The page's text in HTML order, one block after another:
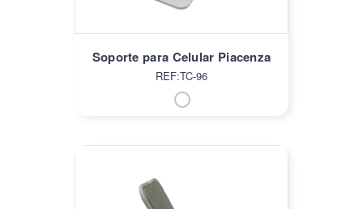
Soporte para Celular Piacenza
REF:TC-96